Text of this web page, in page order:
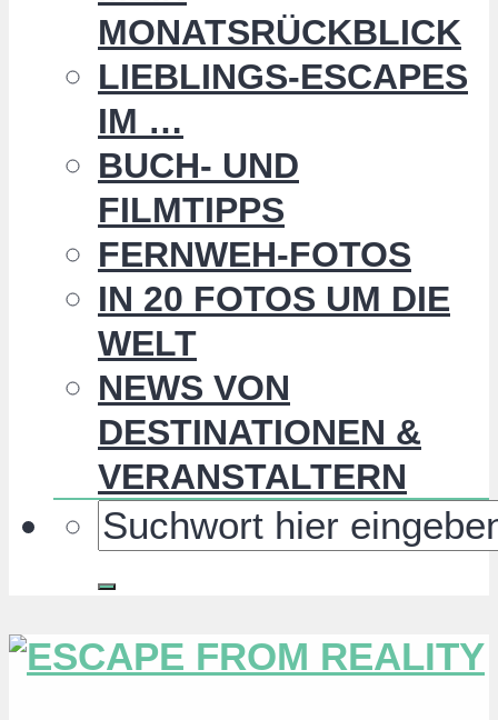
MONATSRÜCKBLICK
LIEBLINGS-ESCAPES
IM …
BUCH- UND
FILMTIPPS
FERNWEH-FOTOS
IN 20 FOTOS UM DIE
WELT
NEWS VON
DESTINATIONEN &
VERANSTALTERN